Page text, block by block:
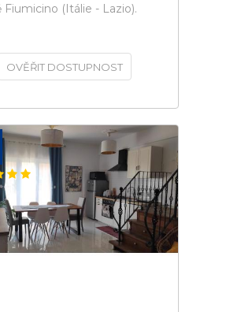
Fiumicino (Itálie - Lazio).
OVĚŘIT DOSTUPNOST